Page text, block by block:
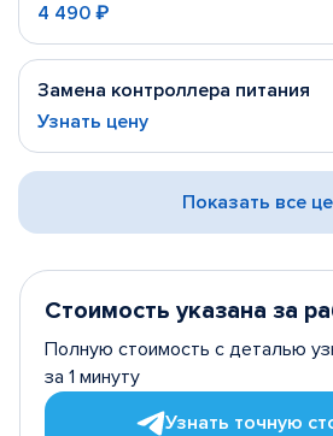
4 490 ₽
Замена контроллера питания
Узнать цену
Показать все
Стоимость указана за
Полную стоимость с деталью
за 1 минуту
Узнать точную